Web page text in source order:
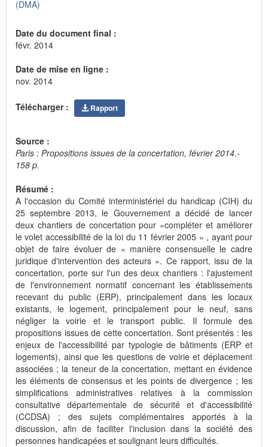
(DMA)
Date du document final :
févr. 2014
Date de mise en ligne :
nov. 2014
Télécharger : Rapport
Source :
Paris : Propositions issues de la concertation, février 2014.-
158 p.
Résumé :
A l'occasion du Comité interministériel du handicap (CIH) du
25 septembre 2013, le Gouvernement a décidé de lancer
deux chantiers de concertation pour «compléter et améliorer
le volet accessibilité de la loi du 11 février 2005 » , ayant pour
objet de faire évoluer de « manière consensuelle le cadre
juridique d'intervention des acteurs ». Ce rapport, issu de la
concertation, porte sur l'un des deux chantiers : l'ajustement
de l'environnement normatif concernant les établissements
recevant du public (ERP), principalement dans les locaux
existants, le logement, principalement pour le neuf, sans
négliger la voirie et le transport public. Il formule des
propositions issues de cette concertation. Sont présentés : les
enjeux de l'accessibilité par typologie de bâtiments (ERP et
logements), ainsi que les questions de voirie et déplacement
associées ; la teneur de la concertation, mettant en évidence
les éléments de consensus et les points de divergence ; les
simplifications administratives relatives à la commission
consultative départementale de sécurité et d'accessibilité
(CCDSA) ; des sujets complémentaires apportés à la
discussion, afin de faciliter l'inclusion dans la société des
personnes handicapées et soulignant leurs difficultés.